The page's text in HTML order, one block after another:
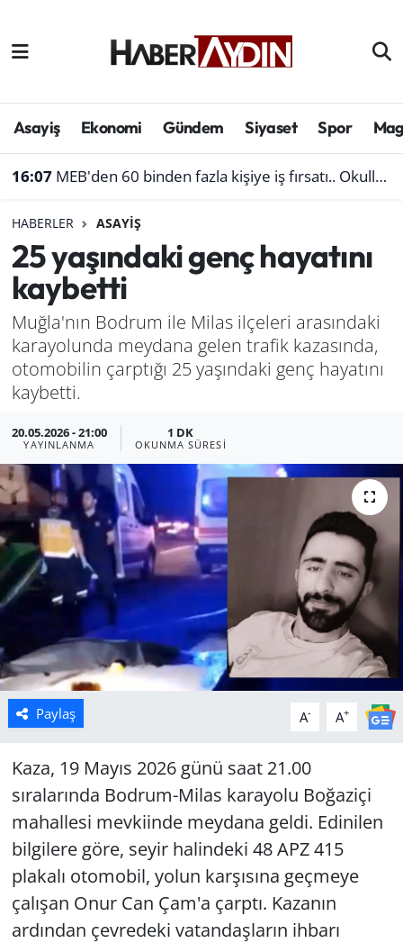
Asayiş Ekonomi Gündem Siyaset Spor
16:07 MEB'den 60 binden fazla kişiye iş fırsatı.. Okullara personel alınacak
HABERLER ASAYIŞ
25 yaşındaki genç hayatını
kaybetti
Muğla'nın Bodrum ile Milas ilçeleri arasındaki
karayolunda meydana gelen trafik kazasında,
otomobilin çarptığı 25 yaşındaki genç hayatını
kaybetti.
20.05.2026 - 21:00
YAYINLANMA
1 DK
OKUNMA SÜRESI
Paylaş A- A+
Kaza, 19 Mayıs 2026 günü saat 21.00
sıralarında Bodrum-Milas karayolu Boğaziçi
mahallesi mevkiinde meydana geldi. Edinilen
bilgilere göre, seyir halindeki 48 APZ 415
plakalı otomobil, yolun karşısına geçmeye
çalışan Onur Can Çam'a çarptı. Kazanın
ardından çevredeki vatandaşların ihbarı
Afyonkarahisar
Çevre
Genel
Haber
Izmir
Kütahya
Manisa
Muğla
Politika
Uşak
Aydın Hava Durumu
Süper Lig Puan Durumu ve Fikstür
Son Dakika Haberleri
Haber Arşivi